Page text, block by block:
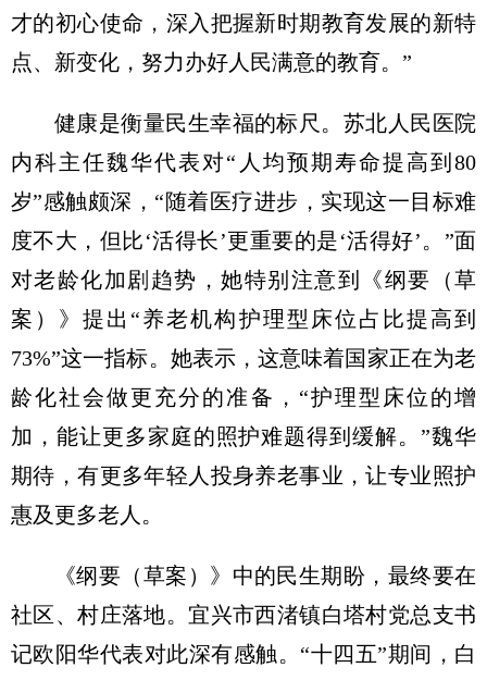
才的初心使命，深入把握新时期教育发展的新特
点、新变化，努力办好人民满意的教育。”
健康是衡量民生幸福的标尺。苏北人民医院
内科主任魏华代表对“人均预期寿命提高到80
岁”感触颇深，“随着医疗进步，实现这一目标难
度不大，但比‘活得长’更重要的是‘活得好’。”面
对老龄化加剧趋势，她特别注意到《纲要（草
案）》提出“养老机构护理型床位占比提高到
73%”这一指标。她表示，这意味着国家正在为老
龄化社会做更充分的准备，“护理型床位的增
加，能让更多家庭的照护难题得到缓解。”魏华
期待，有更多年轻人投身养老事业，让专业照护
惠及更多老人。
《纲要（草案）》中的民生期盼，最终要在
社区、村庄落地。宜兴市西渚镇白塔村党总支书
记欧阳华代表对此深有感触。“十四五”期间，白